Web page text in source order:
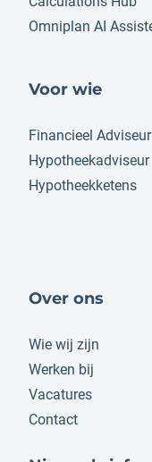
Omniplan AI
Voor wie
Financieel Adviseur
Hypotheekadviseur
Hypotheekketens
Over ons
Wie wij zijn
Werken bij
Vacatures
Contact